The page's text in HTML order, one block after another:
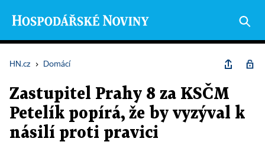
HN.cz › Domácí
Zastupitel Prahy 8 za KSČM
Petelík popírá, že by vyzýval k
násilí proti pravici